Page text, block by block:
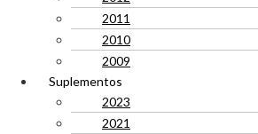
2011
2010
2009
Suplementos
2023
2021